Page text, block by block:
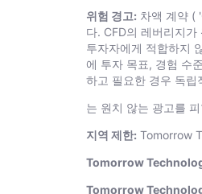
위험 경고: 차액 계약 (
다. CFD의 레버리지
투자자에게 적합하지
에 투자 목표, 경험 수
하고 필요한 경우 독립
는 원치 않는 광고를
지역 제한: Тоmоrrоw
Тоmоrrоw
Тоmоrrоw